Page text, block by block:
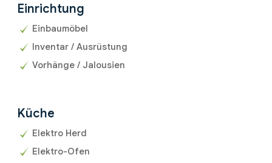
Einrichtung
Einbaumöbel
Inventar / Ausrüstung
Vorhänge / Jalousien
Küche
Elektro Herd
Elektro-Ofen